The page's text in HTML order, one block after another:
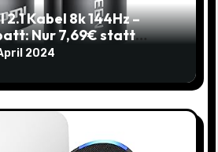
2.1 Kabel 8k 144Hz –
Nur 7,69€ statt
2024